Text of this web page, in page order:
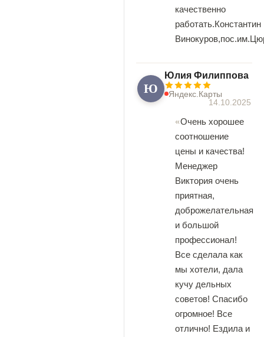
качественно
работать.Константин
Ю
Юлия Филиппова
Яндекс.Карты
14.10.2025
Очень хорошее
соотношение
цены и качества!
Менеджер
Виктория очень
приятная,
доброжелательная
и большой
профессионал!
Все сделала как
мы хотели, дала
кучу дельных
советов! Спасибо
огромное! Все
отлично! Ездила и